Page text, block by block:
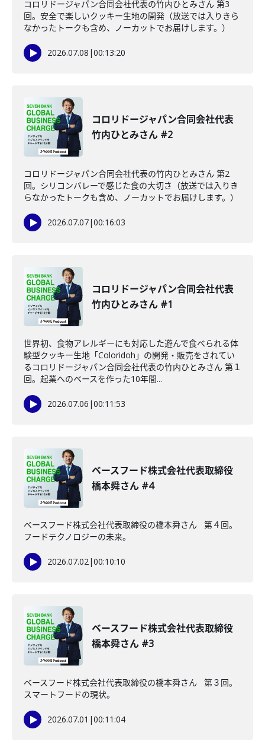
コロリドージャパン合同会社代表の竹内ひとみさん 第3
回。安全で楽しいクッキー生地の開発（放送では入りきら
なかったトークも含め、ノーカットでお届けします。）
2026.07.08 |00:13:20
コロリドージャパン合同会社代表
竹内ひとみさん #2
コロリドージャパン合同会社代表の竹内ひとみさん 第2
回。シリコンバレーで感じた食の大切さ（放送では入りき
らなかったトークも含め、ノーカットでお届けします。）
2026.07.07|00:16:03
コロリドージャパン合同会社代表
竹内ひとみさん #1
世界初、食物アレルギーにも対応した遊んで食べられる体
験型クッキー生地「Coloridoh」の開発・販売をされてい
るコロリドージャパン合同会社代表の竹内ひとみさん 第１
回。起業へのベースを作った10年間...
2026.07.06 |00:11:53
ベースフード株式会社代表取締役
橋本舜さん #4
ベースフード株式会社代表取締役の橋本舜さん 第４回。
フードテクノロジーの未来。
2026.07.02|00:10:10
ベースフード株式会社代表取締役
橋本舜さん #3
ベースフード株式会社代表取締役の橋本舜さん 第３回。
スマートフードの現状。
2026.07.01 |00:11:04